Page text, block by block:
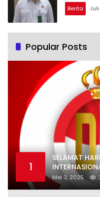
Berita
Popular Posts
1
SELAMAT
Mei 3, 2025